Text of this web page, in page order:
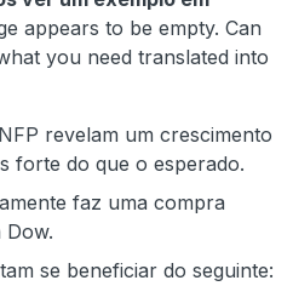
appears to be empty. Can
you need translated into
revelam um crescimento
forte do que o esperado.
faz uma compra
Dow.
se beneficiar do seguinte: